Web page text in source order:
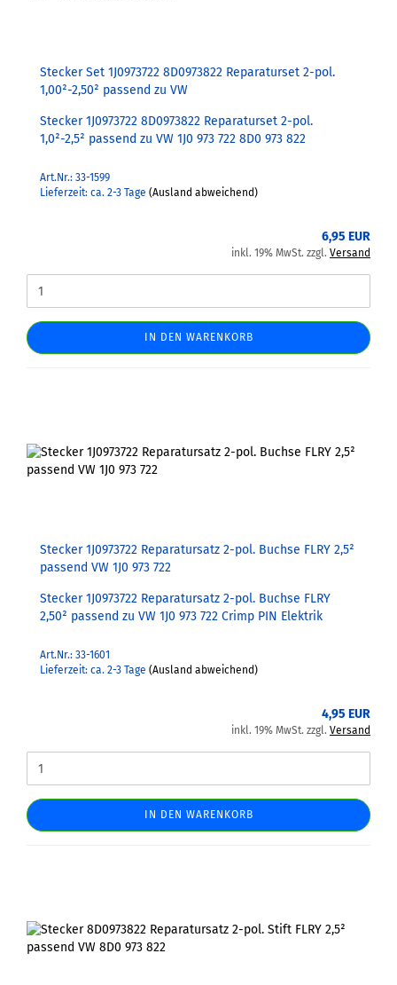
Stecker Set 1J0973722 8D0973822 Reparaturset 2-pol.
1,00²-2,50² passend zu VW
Stecker 1J0973722 8D0973822 Reparaturset 2-pol.
1,0²-2,5² passend zu VW 1J0 973 722 8D0 973 822
Art.Nr.: 33-1599
Lieferzeit: ca. 2-3 Tage (Ausland abweichend)
6,95 EUR
inkl. 19% MwSt. zzgl. Versand
IN DEN WARENKORB
Stecker 1J0973722 Reparatursatz 2-pol. Buchse FLRY 2,5²
passend VW 1J0 973 722
Stecker 1J0973722 Reparatursatz 2-pol. Buchse FLRY
2,50² passend zu VW 1J0 973 722 Crimp PIN Elektrik
Art.Nr.: 33-1601
Lieferzeit: ca. 2-3 Tage (Ausland abweichend)
4,95 EUR
inkl. 19% MwSt. zzgl. Versand
IN DEN WARENKORB